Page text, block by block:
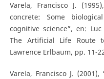
Varela, Francisco J.
concrete: Some
cognitive science”, en:
The Artificial Life Route
Lawrence Erlbaum, pp. 11-
Varela, Francisco J.